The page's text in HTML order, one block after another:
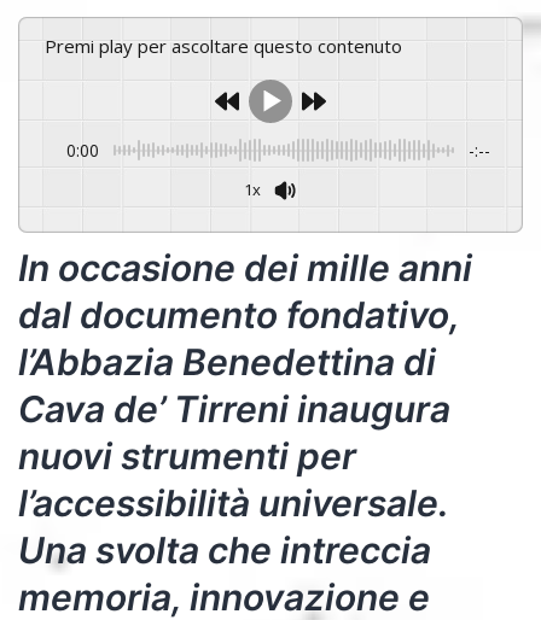
Premi play per ascoltare questo contenuto
0:00 -:--
1x
GSpeech
In occasione dei mille anni
dal documento fondativo,
l’Abbazia Benedettina di
Cava de’ Tirreni inaugura
nuovi strumenti per
l’accessibilità universale.
Una svolta che intreccia
memoria, innovazione e